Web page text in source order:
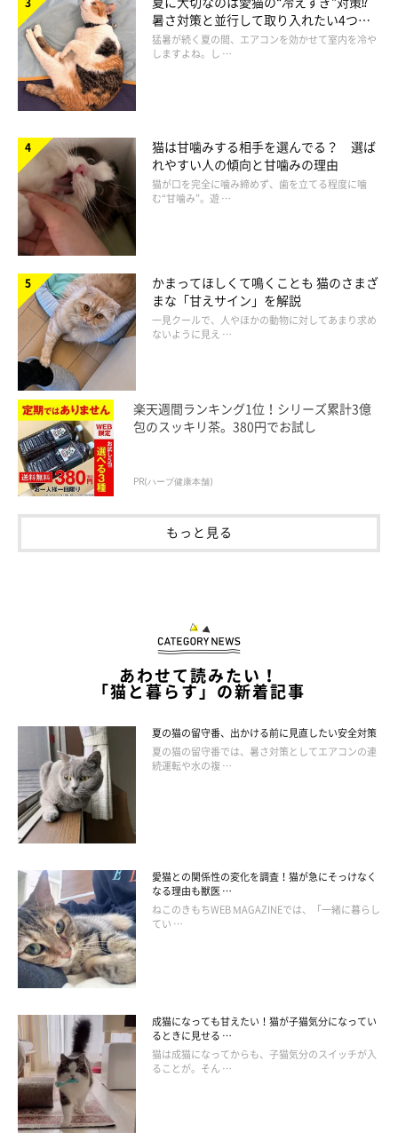
るワンランク上のキャットフード。愛猫のわがままに対応できる
よう、極上のおいしさを8つのタイプ、100種類以上の豊富なメ
ニューで展開。
［ドライ］ 子猫用 成猫用 高齢期用（ハイシニア用あり）
［機能性商品］ 毛玉ケア
「フリスキー」
「猫大好き、フリスキー♪」でおなじみのフリスキーには、英語
［ドライ］ 子猫用 成猫用
［ウエット］ 成猫用 ［機能性商品］ 室内ネコ用
「フィリックス」
柔らかくほぐした肉や魚のうまみたっぷりな素材を、ジューシー
なゼリーで包み込んだウエットフード。まるで家庭で調理したよ
うな愛猫の食欲をそそる見た目、芳醇な香り、風味豊かな味わい
暑さ対策と並行して取り入れたい4つの
工夫
猛暑が続く夏の間、エアコンを効かせて室内を冷や
しますよね。し …
猫は甘噛みする相手を選んでる？ 選ば
れやすい人の傾向と甘噛みの理由
猫が口を完全に噛み締めず、歯を立てる程度に噛
む“甘噛み”。遊 …
かまってほしくて鳴くことも 猫のさまざ
まな「甘えサイン」を解説
一見クールで、人やほかの動物に対してあまり求め
ないように見え …
楽天週間ランキング1位！シリーズ累計3億
包のスッキリ茶。380円でお試し
PR(ハーブ健康本舗)
もっと見る
あわせて読みたい！
「猫と暮らす」の新着記事
夏の猫の留守番、出かける前に見直したい安全対策
夏の猫の留守番では、暑さ対策としてエアコンの連
続運転や水の複 …
愛猫との関係性の変化を調査！猫が急にそっけなく
なる理由も獣医 …
ねこのきもちWEB MAGAZINEでは、「一緒に暮らし
てい …
成猫になっても甘えたい！猫が子猫気分になってい
るときに見せる …
猫は成猫になってからも、子猫気分のスイッチが入
ることが。そん …